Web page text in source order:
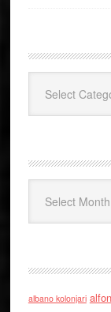
albano kolonjari